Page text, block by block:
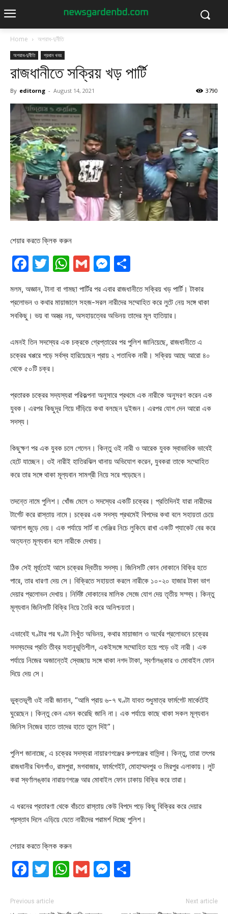
Home অপরাধ-দুর্নীতি
অপরাধ-দুর্নীতি প্রধান খবর
রাজধানীতে সক্রিয় খড় পার্টি
By editorng - August 14, 2021 3790
শেয়ার করতে ক্লিক করুন
Facebook
Twitter
WhatsApp
GmailMessenger
মলম, অজ্ঞান, টানা বা গামছা পার্টির পর এবার রাজধানীতে সক্রিয় খড় পার্টি। টাকার
প্রলোভন ও কথার মায়াজালে সহজ-সরল নারীদের সম্মোহিত করে লুটে নেয় সঙ্গে থাকা
সবকিছু। ভয় বা অস্ত্র নয়, অসহায়ত্বের অভিনয় তাদের মূল হাতিয়ার।
এমনই তিন সদস্যের এক চক্রকে গ্রেপ্তারের পর পুলিশ জানিয়েছে, রাজধানীতে এ
চক্রের খপ্পরে পড়ে সর্বস্ব হারিয়েছেন প্রায় ২ শতাধিক নারী। সক্রিয় আছে আরো ৪০
থেকে ৫০টি চক্র।
প্রতারক চক্রের সদ্যস্যরা পরিকল্পনা অনুসারে প্রথমে এক নারীকে অনুসরণ করেন এক
যুবক। এরপর কিছুদূর গিয়ে দাঁড়িয়ে কথা বলছেন দুইজন। এরপর যোগ দেন আরো এক
সদস্য।
কিছুক্ষণ পর এক যুবক চলে গেলেন। কিন্তু ওই নারী ও আরেক যুবক স্বাভাবিক ভাবেই
হেটে যাচ্ছেন। ওই নারীই হাতিরঝিল থানায় অভিযোগ করেন, যুবকরা তাকে সম্মোহিত
করে তার সঙ্গে থাকা মূল্যবান সামগ্রী নিয়ে সরে পড়েছেন।
তদন্তে নামে পুলিশ। খোঁজ মেলে ৩ সদস্যের একটি চক্রের। প্রতিদিনই যারা নারীদের
টার্গেট করে রাস্তায় নামে। চক্রের এক সদস্য প্রথমেই বিপদের কথা বলে সহায়তা চেয়ে
আলাপ জুড়ে দেয়। এক পর্যায়ে সার্ট বা গেঞ্জির নিচে লুকিযে রাখা একটি প্যাকেট বের করে
অত্যন্ত মূল্যবান বলে নারীকে দেখায়।
ঠিক সেই মূর্হুতেই আসে চক্রের দ্বিতীয় সদস্য। জিনিসটি কোন দোকানে বিক্রি হতে
পারে, তার ধারণা দেয় সে। বিক্রিতে সহায়তা করলে নারীকে ১০-২০ হাজার টাকা ভাগ
দেয়ার প্রলোভন দেখায়। নির্দিষ্ট দোকানের মালিক সেজে যোগ দেয় তৃতীয় সদ্স্য। কিন্তু
মূল্যবান জিনিসটি বিক্রি নিয়ে তৈরি করে অনিশ্চয়তা।
এভাবেই ঘণ্টার পর ঘণ্টা নিখুঁত অভিনয়, কথার মায়াজাল ও অর্থের প্রলোভনে চক্রের
সদস্যদের প্রতি তীব্র সহানুভূতিশীল, একইসঙ্গে সম্মোহিত হয়ে পড়ে ওই নারী। এক
পর্যায়ে নিজের অজান্তেই স্বেচ্ছায় সঙ্গে থাকা নগদ টাকা, স্বর্ণালঙ্কার ও মোবাইল ফোন
দিয়ে দেয় সে।
ভুক্তভূগী ওই নারী জানান, “আমি প্রায় ৬-৭ ঘণ্টা যাবত শুধুমাত্র ফার্মগেট মার্কেটেই
ঘুরেছেন। কিন্তু কেন এমন করেছি জানি না। এক পর্যায়ে কাছে থাকা সকল মূল্যবান
জিনিস নিজের হাতে তাদের হাতে তুলে দিই”।
পুলিশ জানাচ্ছে, এ চক্রের সদস্যরা নায়ারণগঞ্জের রুপগঞ্জের বাসিন্দা। কিন্তু, তারা তৎপর
রাজধানীর খিলগাঁও, রামপুরা, মগবাজার, ফার্মগেইট, মোহাম্মদপুর ও মিরপুর এলাকায়। লুট
করা স্বর্ণালঙ্কার নারায়ণগঞ্জে আর মোবাইল ফোন ঢাকায় বিক্রি করে তারা।
এ ধরনের প্রতারণা থেকে বাঁচতে রাস্তায় কেউ বিপদে পড়ে কিছু বিক্রির করে দেয়ার
প্রস্তাব দিলে এড়িয়ে যেতে নারীদের পরামর্শ দিচ্ছে পুলিশ।
শেয়ার করতে ক্লিক করুন
Facebook
Twitter
WhatsApp
GmailMessenger
Previous article Next article